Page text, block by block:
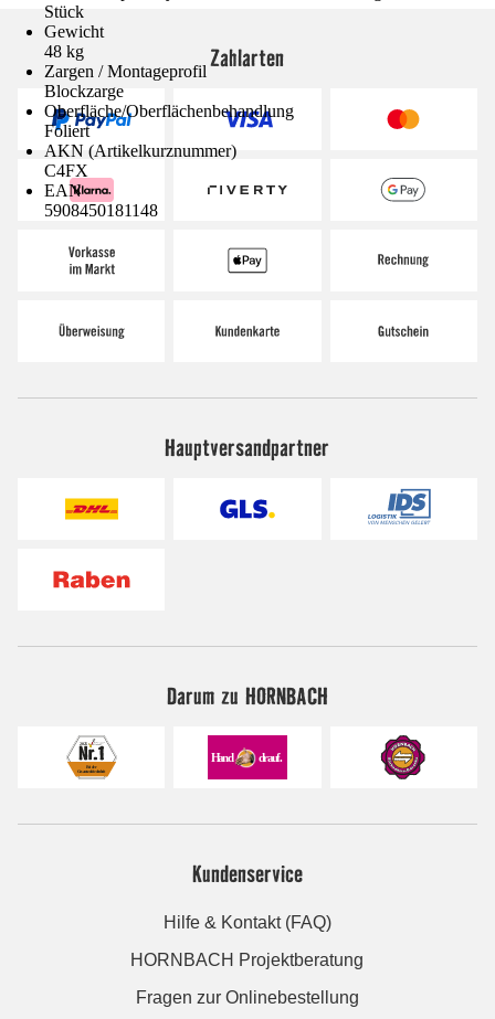
Stück
Gewicht
48 kg
Zargen / Montageprofil
Blockzarge
Oberfläche/Oberflächenbehandlung
Foliert
AKN (Artikelkurznummer)
C4FX
EAN
5908450181148
Zahlarten
Hauptversandpartner
Darum zu HORNBACH
Kundenservice
Hilfe & Kontakt (FAQ)
HORNBACH Projektberatung
Fragen zur Onlinebestellung